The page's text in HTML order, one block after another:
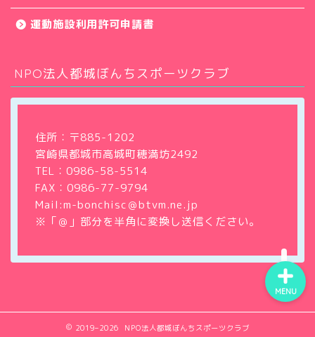
運動施設利用許可申請書
NPO法人都城ぼんちスポーツクラブ
住所：〒885-1202
宮崎県都城市高城町穂満坊2492
TEL： 0986-58-5514
FAX：0986-77-9794
Mail:m-bonchisc＠btvm.ne.jp
※「＠」部分を半角に変換し送信ください。
2019–2026 NPO法人都城ぼんちスポーツクラブ
MENU
ホーム
教室・サークル
大会・イベント情報